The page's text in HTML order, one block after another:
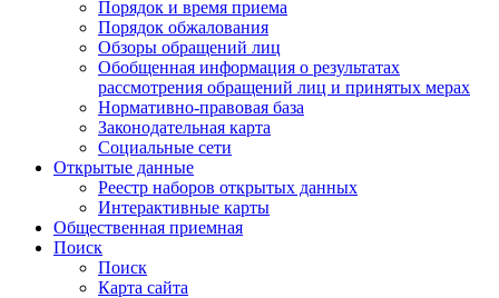
Порядок и время приема
Порядок обжалования
Обзоры обращений лиц
Обобщенная информация о результатах
рассмотрения обращений лиц и принятых мерах
Нормативно-правовая база
Законодательная карта
Социальные сети
Открытые данные
Реестр наборов открытых данных
Интерактивные карты
Общественная приемная
Поиск
Поиск
Карта сайта